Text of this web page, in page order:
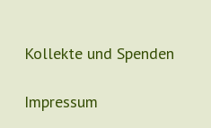
Kollekte und Spenden
Impressum